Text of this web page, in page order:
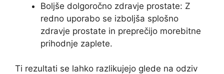
Boljše dolgoročno zdravje prostate: Z
redno uporabo se izboljša splošno
zdravje prostate in preprečijo morebitne
prihodnje zaplete.
Ti rezultati se lahko razlikujejo glede na odziv